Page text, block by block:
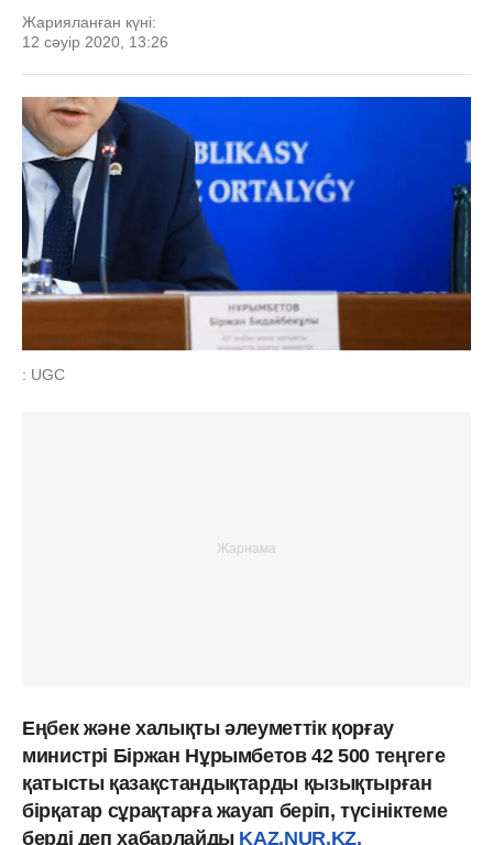
Жарияланған күні:
12 сәуір 2020, 13:26
: UGC
Еңбек және халықты әлеуметтік қорғау
министрі Біржан Нұрымбетов 42 500 теңгеге
қатысты қазақстандықтарды қызықтырған
бірқатар сұрақтарға жауап беріп, түсініктеме
берді деп хабарлайды KAZ.NUR.KZ.